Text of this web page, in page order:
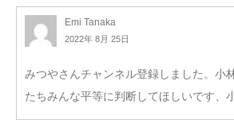
Emi Tanaka
2022年 8月 25日
みつやさんチャンネル登録しました。小
たちみんな平等に判断してほしいです、